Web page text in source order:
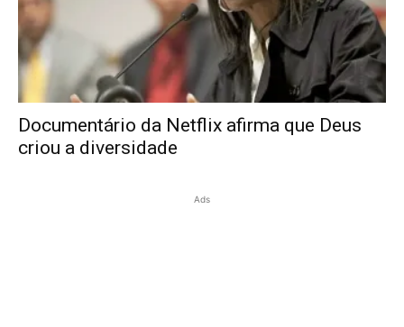
Documentário da Netflix afirma que Deus
criou a diversidade
Ads